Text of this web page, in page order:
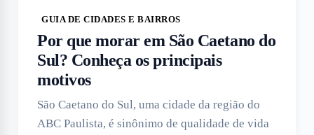
GUIA DE CIDADES E BAIRROS
Por que morar em São Caetano do
Sul? Conheça os principais
motivos
São Caetano do Sul, uma cidade da região do
ABC Paulista, é sinônimo de qualidade de vida